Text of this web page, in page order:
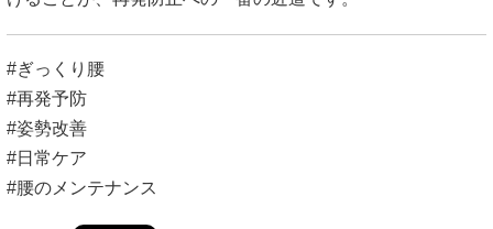
#ぎっくり腰
#再発予防
#姿勢改善
#日常ケア
#腰のメンテナンス